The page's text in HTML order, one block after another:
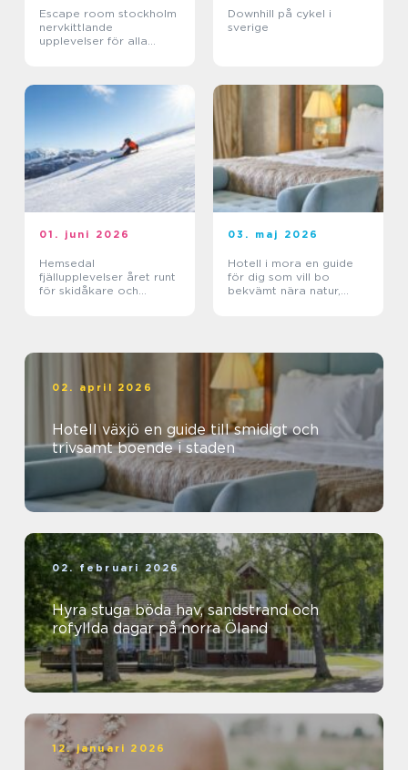
Escape room stockholm
nervkittlande
upplevelser för alla
Downhill på cykel i
sverige
01. juni 2026
Hemsedal
fjällupplevelser året runt
för skidåkare och
03. maj 2026
Hotell i mora en guide
för dig som vill bo
bekvämt nära natur,
02. april 2026
Hotell växjö en guide till smidigt och
trivsamt boende i staden
02. februari 2026
Hyra stuga böda hav, sandstrand och
rofyllda dagar på norra Öland
12. januari 2026